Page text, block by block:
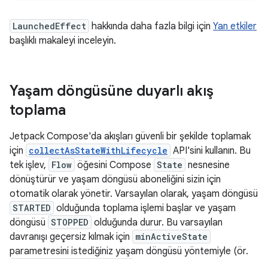
LaunchedEffect hakkında daha fazla bilgi için Yan etkiler
başlıklı makaleyi inceleyin.
Yaşam döngüsüne duyarlı akış
toplama
Jetpack Compose'da akışları güvenli bir şekilde toplamak
için collectAsStateWithLifecycle API'sini kullanın. Bu
tek işlev, Flow öğesini Compose State nesnesine
dönüştürür ve yaşam döngüsü aboneliğini sizin için
otomatik olarak yönetir. Varsayılan olarak, yaşam döngüsü
STARTED olduğunda toplama işlemi başlar ve yaşam
döngüsü STOPPED olduğunda durur. Bu varsayılan
davranışı geçersiz kılmak için minActiveState
parametresini istediğiniz yaşam döngüsü yöntemiyle (ör.